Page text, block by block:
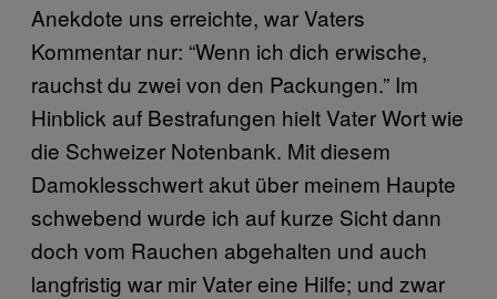
Anekdote uns erreichte, war Vaters
Kommentar nur: “Wenn ich dich erwische,
rauchst du zwei von den Packungen.” Im
Hinblick auf Bestrafungen hielt Vater Wort wie
die Schweizer Notenbank. Mit diesem
Damoklesschwert akut über meinem Haupte
schwebend wurde ich auf kurze Sicht dann
doch vom Rauchen abgehalten und auch
langfristig war mir Vater eine Hilfe; und zwar